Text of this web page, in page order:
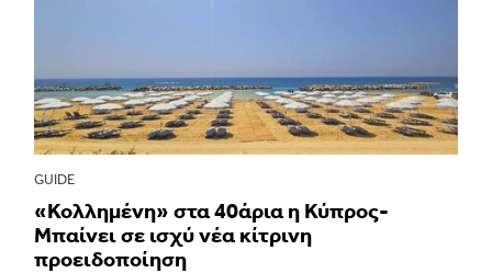
GUIDE
«Κολλημένη» στα 40άρια η Κύπρος-
Μπαίνει σε ισχύ νέα κίτρινη
προειδοποίηση